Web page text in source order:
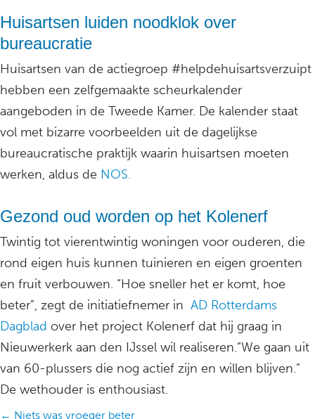
Huisartsen luiden noodklok over
bureaucratie
Huisartsen van de actiegroep #helpdehuisartsverzuipt
hebben een zelfgemaakte scheurkalender
aangeboden in de Tweede Kamer. De kalender staat
vol met bizarre voorbeelden uit de dagelijkse
bureaucratische praktijk waarin huisartsen moeten
werken, aldus de NOS.
Gezond oud worden op het Kolenerf
Twintig tot vierentwintig woningen voor ouderen, die
rond eigen huis kunnen tuinieren en eigen groenten
en fruit verbouwen. “Hoe sneller het er komt, hoe
beter”, zegt de initiatiefnemer in AD Rotterdams
Dagblad over het project Kolenerf dat hij graag in
Nieuwerkerk aan den IJssel wil realiseren.”We gaan uit
van 60-plussers die nog actief zijn en willen blijven.”
De wethouder is enthousiast.
← Niets was vroeger beter